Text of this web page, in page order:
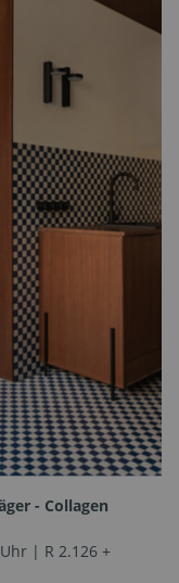
- Collagen
| R 2.126 +